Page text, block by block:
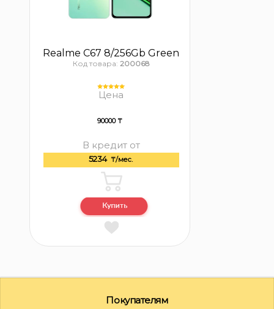
Realme C67 8/256Gb Green
Код товара: 200068
Цена
90000 ₸
В кредит от
5234 ₸/мес.
Покупателям